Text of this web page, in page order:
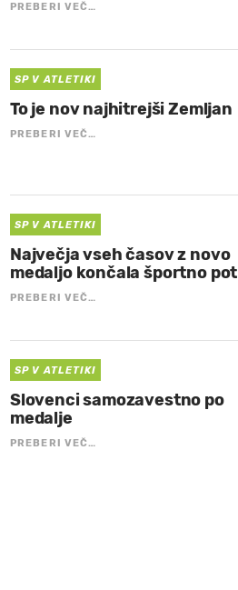
PREBERI VEČ…
SP V ATLETIKI
To je nov najhitrejši Zemljan
PREBERI VEČ…
SP V ATLETIKI
Največja vseh časov z novo
medaljo končala športno pot
PREBERI VEČ…
SP V ATLETIKI
Slovenci samozavestno po
medalje
PREBERI VEČ…